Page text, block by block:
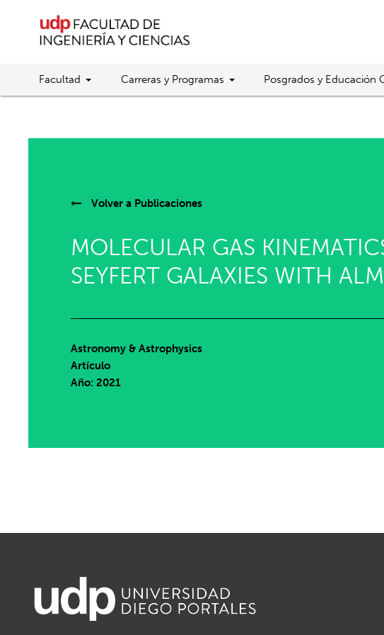
Facultad Carreras y Programas Posgrados y Educación
Volver a Publicaciones
MOLECULAR GAS
SEYFERT GALAXIES WITH
Astronomy & Astrophysics
Artículo
Año: 2021